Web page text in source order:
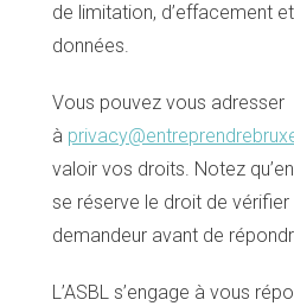
de limitation, d’effacement
données.
Vous pouvez vous adresser
à
valoir vos droits. Notez
se réserve le droit de vérifier
demandeur avant de
L’ASBL s’engage à vous